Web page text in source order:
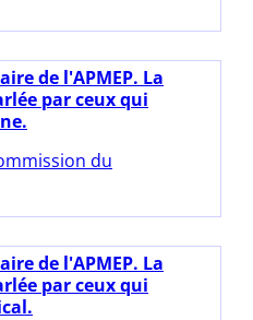
de l'APMEP. La
par ceux qui
du
de l'APMEP. La
par ceux qui